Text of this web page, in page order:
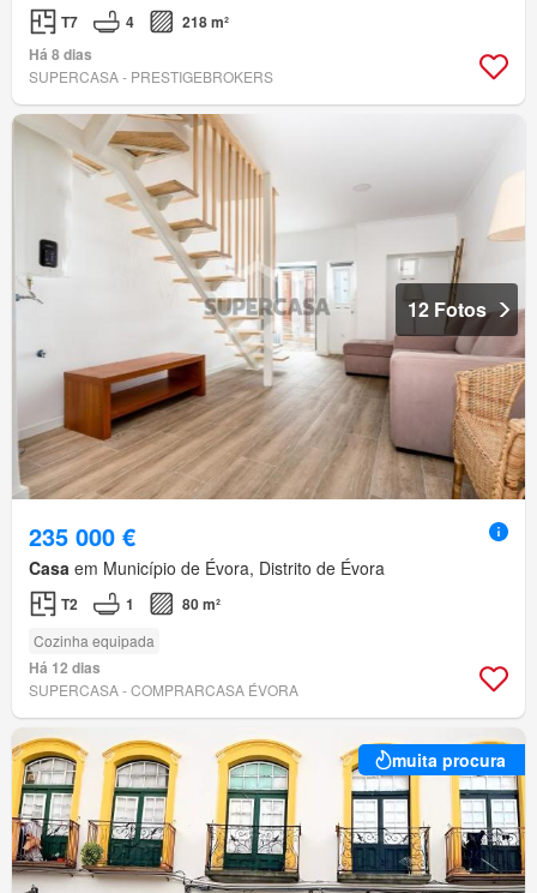
T7 4
218 m²
Há 8 dias
SUPERCASA - PRESTIGEBROKERS
12 Fotos
235 000 €
Casa em Município de Évora, Distrito de Évora
T2 1 80 m²
Cozinha equipada
Há 12 dias
SUPERCASA - COMPRARCASA ÉVORA
muita procura